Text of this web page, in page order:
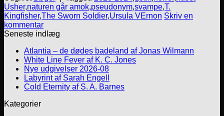
Usher,naturen går amok,pseudonym,svampe,T.
Kingfisher,The Sworn Soldier,Ursula VErnon Skriv en
kommentar
Seneste indlæg
Atlantia – de dødes badeland af Jonas Wilmann
White Line Fever af K. C. Jones
Nye udgivelser 2026-08
Labyrint af Sarah Engell
Cold Eternity af S. A. Barnes
Kategorier